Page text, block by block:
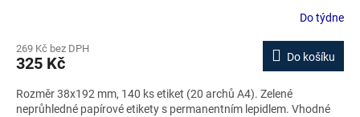
Do týdne
269 Kč bez DPH
325 Kč Do košíku
Rozměr 38x192 mm, 140 ks etiket (20 archů A4). Zelené
neprůhledné papírové etikety s permanentním lepidlem. Vhodné